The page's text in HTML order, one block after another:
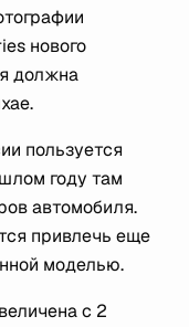
нового
должна
пользуется
году там
автомобиля.
привлечь еще
моделью.
с 2